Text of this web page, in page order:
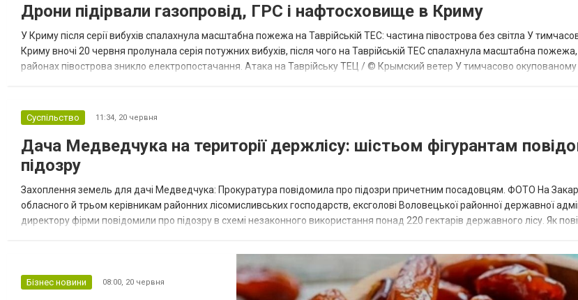
Дрони підірвали газопровід, ГРС і нафтосховище в Криму
У Криму після серії вибухів спалахнула масштабна пожежа на Таврійській ТЕС: частина півострова без світла У
Криму вночі 20 червня пролунала серія потужних вибухів, після чого на Таврійській ТЕС спалахнула масштабна пожежа,
районах півострова зникло електропостачання. Атака на Таврійську ТЕЦ / © Крымский ветер У тимчасово окупованому
Суспільство 11:34, 20 червня
Дача Медведчука на території держлісу: шістьом фігурантам
підозру
Захоплення земель для дачі Медведчука: Прокуратура повідомила про підозри причетним посадовцям. ФОТО На
обласного й трьом керівникам районних лісомисливських господарств, ексголові Воловецької районної державної
директору фірми повідомили про підозру в схемі незаконного використання понад 220 гектарів державного лісу. Як
Бізнес новини 08:00, 20 червня